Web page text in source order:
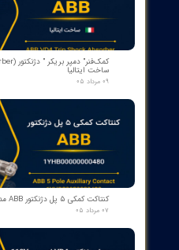
​محصولات جدید و
پرفروش​​​​​​​